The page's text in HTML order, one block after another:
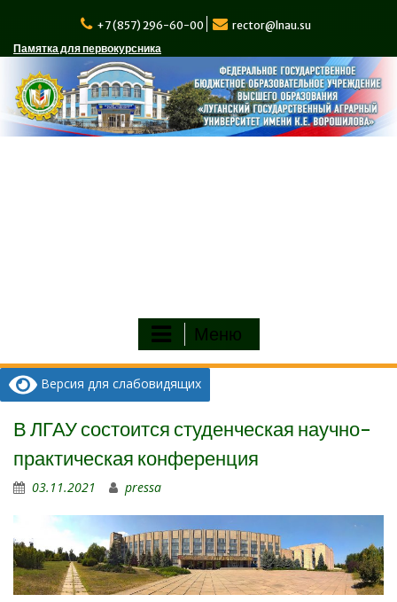
содержимому
+7 (857) 296-60-00
rector@lnau.su
Памятка для первокурсника
Меню
Версия для слабовидящих
В ЛГАУ состоится студенческая научно-
практическая конференция
03.11.2021 pressa